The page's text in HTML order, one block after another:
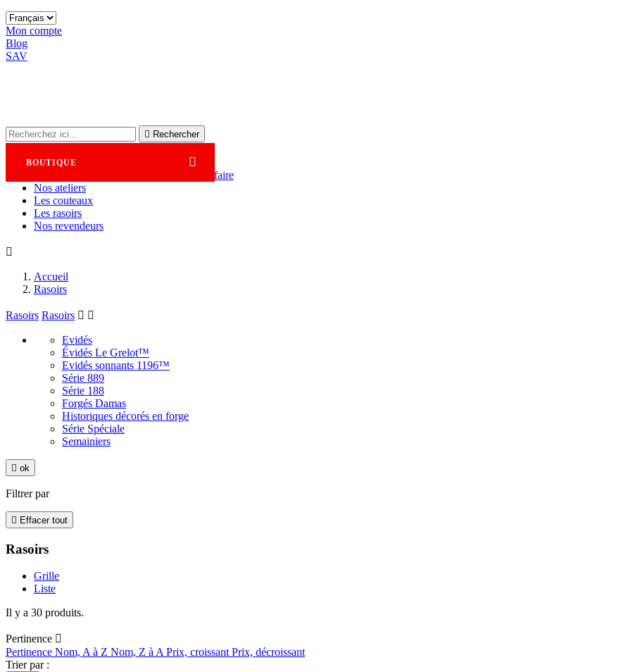
Mon compte
Blog
SAV
 Rechercher

BOUTIQUE
Savoir-faire
Nos ateliers
Les couteaux
Les rasoirs
Nos revendeurs

Accueil
Rasoirs
Rasoirs Rasoirs  
Evidés
Évidés Le Grelot™
Evidés sonnants 1196™
Série 889
Série 188
Forgés Damas
Historiques décorés en forge
Série Spéciale
Semainiers
 ok
Filtrer par
 Effacer tout
Rasoirs
Grille
Liste
Il y a 30 produits.
Pertinence 
Pertinence Nom, A à Z Nom, Z à APrix, croissantPrix, décroissant
Trier par :